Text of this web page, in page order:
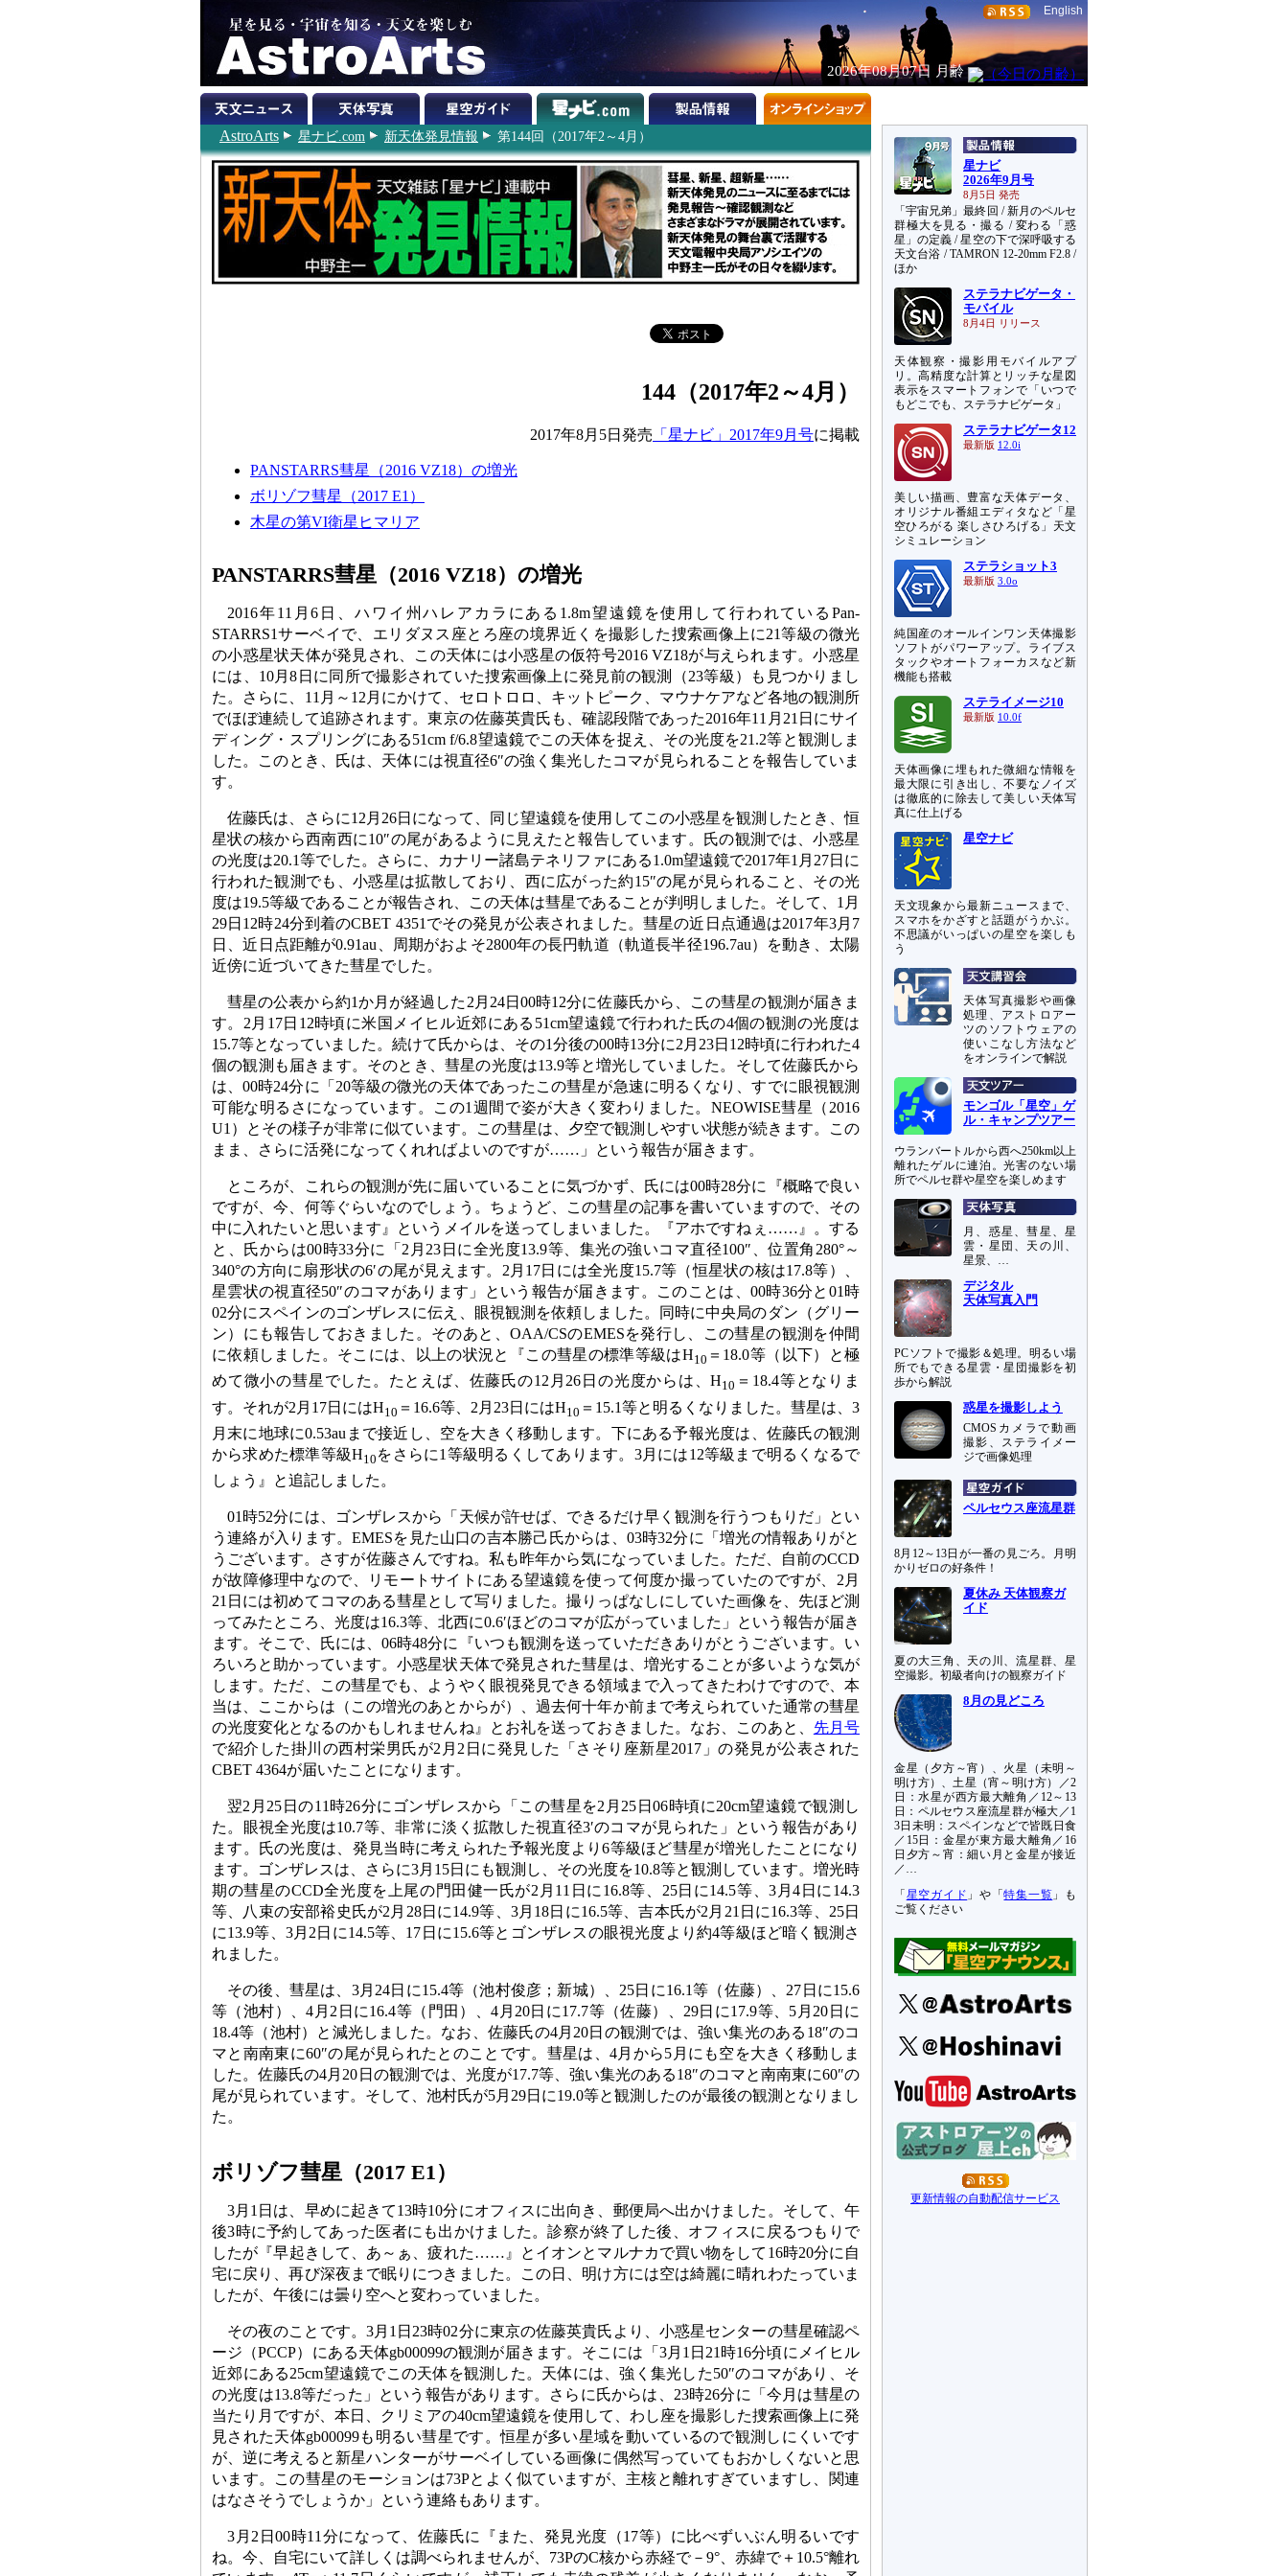
English
2026年08月07日 月齢
AstroArts 星ナビ.com 新天体発見情報 第144回（2017年2～4月）
144（2017年2～4月）
2017年8月5日発売 「星ナビ」2017年9月号に掲載
PANSTARRS彗星（2016 VZ18）の増光
ボリゾフ彗星（2017 E1）
木星の第VI衛星ヒマリア
PANSTARRS彗星（2016 VZ18）の増光
2016年11月6日、ハワイ州ハレアカラにある1.8m望遠鏡を使用して行われているPan-
STARRS1サーベイで、エリダヌス座とろ座の境界近くを撮影した捜索画像上に21等級の微光
の小惑星状天体が発見され、この天体には小惑星の仮符号2016 VZ18が与えられます。小惑星
には、10月8日に同所で撮影されていた捜索画像上に発見前の観測（23等級）も見つかりまし
た。さらに、11月～12月にかけて、セロトロロ、キットピーク、マウナケアなど各地の観測所
でほぼ連続して追跡されます。東京の佐藤英貴氏も、確認段階であった2016年11月21日にサイ
ディング・スプリングにある51cm f/6.8望遠鏡でこの天体を捉え、その光度を21.2等と観測しま
した。このとき、氏は、天体には視直径6″の強く集光したコマが見られることを報告していま
す。
佐藤氏は、さらに12月26日になって、同じ望遠鏡を使用してこの小惑星を観測したとき、恒
星状の核から西南西に10″の尾があるように見えたと報告しています。氏の観測では、小惑星
の光度は20.1等でした。さらに、カナリー諸島テネリファにある1.0m望遠鏡で2017年1月27日に
行われた観測でも、小惑星は拡散しており、西に広がった約15″の尾が見られること、その光
度は19.5等級であることが報告され、この天体は彗星であることが判明しました。そして、1月
29日12時24分到着のCBET 4351でその発見が公表されました。彗星の近日点通過は2017年3月7
日、近日点距離が0.91au、周期がおよそ2800年の長円軌道（軌道長半径196.7au）を動き、太陽
近傍に近づいてきた彗星でした。
彗星の公表から約1か月が経過した2月24日00時12分に佐藤氏から、この彗星の観測が届きま
す。2月17日12時頃に米国メイヒル近郊にある51cm望遠鏡で行われた氏の4個の観測の光度は
15.7等となっていました。続けて氏からは、その1分後の00時13分に2月23日12時頃に行われた4
個の観測も届きます。そのとき、彗星の光度は13.9等と増光していました。そして佐藤氏から
は、00時24分に「20等級の微光の天体であったこの彗星が急速に明るくなり、すでに眼視観測
可能な明るさになっています。この1週間で姿が大きく変わりました。NEOWISE彗星（2016
U1）とその様子が非常に似ています。この彗星は、夕空で観測しやすい状態が続きます。この
まま、さらに活発になってくれればよいのですが……」という報告が届きます。
ところが、これらの観測が先に届いていることに気づかず、氏には00時28分に『概略で良い
ですが、今、何等ぐらいなのでしょう。ちょうど、この彗星の記事を書いていますので、その
中に入れたいと思います』というメイルを送ってしまいました。『アホですねぇ……』。する
と、氏からは00時33分に「2月23日に全光度13.9等、集光の強いコマ直径100″、位置角280°～
340°の方向に扇形状の6′の尾が見えます。2月17日には全光度15.7等（恒星状の核は17.8等）、
星雲状の視直径50″のコマがあります」という報告が届きます。このことは、00時36分と01時
02分にスペインのゴンザレスに伝え、眼視観測を依頼しました。同時に中央局のダン（グリー
ン）にも報告しておきました。そのあと、OAA/CSのEMESを発行し、この彗星の観測を仲間
に依頼しました。そこには、以上の状況と『この彗星の標準等級はH10 ＝18.0等（以下）と極
めて微小の彗星でした。たとえば、佐藤氏の12月26日の光度からは、H10 ＝18.4等となりま
す。それが2月17日にはH10 ＝16.6等、2月23日にはH10 ＝15.1等と明るくなりました。彗星は、3
月末に地球に0.53auまで接近し、空を大きく移動します。下にある予報光度は、佐藤氏の観測
から求めた標準等級H10 をさらに1等級明るくしてあります。3月には12等級まで明るくなるで
しょう』と追記しました。
01時52分には、ゴンザレスから「天候が許せば、できるだけ早く観測を行うつもりだ」とい
う連絡が入ります。EMESを見た山口の吉本勝己氏からは、03時32分に「増光の情報ありがと
うございます。さすが佐藤さんですね。私も昨年から気になっていました。ただ、自前のCCD
が故障修理中なので、リモートサイトにある望遠鏡を使って何度か撮っていたのですが、2月
21日には初めてコマのある彗星として写りました。撮りっぱなしにしていた画像を、先ほど測
ってみたところ、光度は16.3等、北西に0.6′ほどのコマが広がっていました」という報告が届き
ます。そこで、氏には、06時48分に『いつも観測を送っていただきありがとうございます。い
ろいろと助かっています。小惑星状天体で発見された彗星は、増光することが多いような気が
します。ただ、この彗星でも、ようやく眼視発見できる領域まで入ってきたわけですので、本
当は、ここからは（この増光のあとからが）、過去何十年か前まで考えられていた通常の彗星
の光度変化となるのかもしれませんね』とお礼を送っておきました。なお、このあと、 先月号
で紹介した掛川の西村栄男氏が2月2日に発見した「さそり座新星2017」の発見が公表された
CBET 4364が届いたことになります。
翌2月25日の11時26分にゴンザレスから「この彗星を2月25日06時頃に20cm望遠鏡で観測し
た。眼視全光度は10.7等、非常に淡く拡散した視直径3′のコマが見られた」という報告があり
ます。氏の光度は、発見当時に考えられた予報光度より6等級ほど彗星が増光したことになり
ます。ゴンザレスは、さらに3月15日にも観測し、その光度を10.8等と観測しています。増光時
期の彗星のCCD全光度を上尾の門田健一氏が2月11日に16.8等、25日に14.5等、3月4日に14.3
等、八束の安部裕史氏が2月28日に14.9等、3月18日に16.5等、吉本氏が2月21日に16.3等、25日
に13.9等、3月2日に14.5等、17日に15.6等とゴンザレスの眼視光度より約4等級ほど暗く観測さ
れました。
その後、彗星は、3月24日に15.4等（池村俊彦；新城）、25日に16.1等（佐藤）、27日に15.6
等（池村）、4月2日に16.4等（門田）、4月20日に17.7等（佐藤）、29日に17.9等、5月20日に
18.4等（池村）と減光しました。なお、佐藤氏の4月20日の観測では、強い集光のある18″のコ
マと南南東に60″の尾が見られたとのことです。彗星は、4月から5月にも空を大きく移動しま
した。佐藤氏の4月20日の観測では、光度が17.7等、強い集光のある18″のコマと南南東に60″の
尾が見られています。そして、池村氏が5月29日に19.0等と観測したのが最後の観測となりまし
た。
ボリゾフ彗星（2017 E1）
3月1日は、早めに起きて13時10分にオフィスに出向き、郵便局へ出かけました。そして、午
後3時に予約してあった医者にも出かけました。診察が終了した後、オフィスに戻るつもりで
したが『早起きして、あ～ぁ、疲れた……』とイオンとマルナカで買い物をして16時20分に自
宅に戻り、再び深夜まで眠りにつきました。この日、明け方には空は綺麗に晴れわたっていま
したが、午後には曇り空へと変わっていました。
その夜のことです。3月1日23時02分に東京の佐藤英貴氏より、小惑星センターの彗星確認ペ
ージ（PCCP）にある天体gb00099の観測が届きます。そこには「3月1日21時16分頃にメイヒル
近郊にある25cm望遠鏡でこの天体を観測した。天体には、強く集光した50″のコマがあり、そ
の光度は13.8等だった」という報告があります。さらに氏からは、23時26分に「今月は彗星の
当たり月ですが、本日、クリミアの40cm望遠鏡を使用して、わし座を撮影した捜索画像上に発
見された天体gb00099も明るい彗星です。恒星が多い星域を動いているので観測しにくいです
が、逆に考えると新星ハンターがサーベイしている画像に偶然写っていてもおかしくないと思
います。この彗星のモーションは73Pとよく似ていますが、主核と離れすぎていますし、関連
はなさそうでしょうか」という連絡もあります。
3月2日00時11分になって、佐藤氏に『また、発見光度（17等）に比べずいぶん明るいです
ね。今、自宅にいて詳しくは調べられませんが、73PのC核から赤経で－9°、赤緯で＋10.5°離れ
星ナビ
2026年9月号
8月5日 発売
「宇宙兄弟」最終回 / 新月のペルセ
群極大を見る・撮る / 変わる「惑
星」の定義 / 星空の下で深呼吸する
天文台浴 / TAMRON 12-20mm F2.8 /
ほか
ステラナビゲータ・
モバイル
8月4日 リリース
天体観察・撮影用モバイルアプ
リ。高精度な計算とリッチな星図
表示をスマートフォンで「いつで
もどこでも、ステラナビゲータ」
ステラナビゲータ12
最新版 12.0i
美しい描画、豊富な天体データ、
オリジナル番組エディタなど「星
空ひろがる 楽しさひろげる」天文
シミュレーション
ステラショット3
最新版 3.0o
純国産のオールインワン天体撮影
ソフトがパワーアップ。ライブス
タックやオートフォーカスなど新
機能も搭載
ステライメージ10
最新版 10.0f
天体画像に埋もれた微細な情報を
最大限に引き出し、不要なノイズ
は徹底的に除去して美しい天体写
真に仕上げる
星空ナビ
天文現象から最新ニュースまで、
スマホをかざすと話題がうかぶ。
不思議がいっぱいの星空を楽しも
う
天体写真撮影や画像
処理、アストロアー
ツのソフトウェアの
使いこなし方法など
をオンラインで解説
モンゴル「星空」ゲ
ル・キャンプツアー
ウランバートルから西へ250km以上
離れたゲルに連泊。光害のない場
所でペルセ群や星空を楽しめます
月、惑星、彗星、星
雲・星団、天の川、
星景、…
デジタル
天体写真入門
PCソフトで撮影＆処理。明るい場
所でもできる星雲・星団撮影を初
歩から解説
惑星を撮影しよう
CMOSカメラで動画
撮影、ステライメー
ジで画像処理
ペルセウス座流星群
8月12～13日が一番の見ごろ。月明
かりゼロの好条件！
夏休み 天体観察ガ
イド
夏の大三角、天の川、流星群、星
空撮影。初級者向けの観察ガイド
8月の見どころ
金星（夕方～宵）、火星（未明～
明け方）、土星（宵～明け方）／2
日：水星が西方最大離角／12～13
日：ペルセウス座流星群が極大／1
3日未明：スペインなどで皆既日食
／15日：金星が東方最大離角／16
日夕方～宵：細い月と金星が接近
／…
「 星空ガイド 」や「特集一覧 」も
ご覧ください
更新情報の自動配信サービス